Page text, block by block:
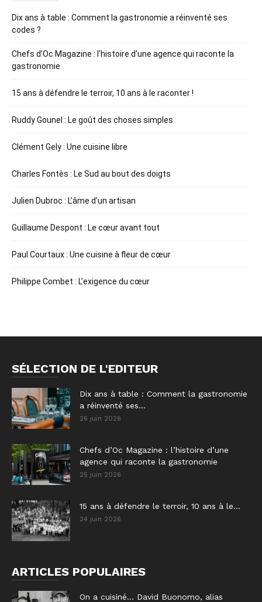
Dix ans à table : Comment la gastronomie a réinventé ses
codes ?
Chefs d’Oc Magazine : l’histoire d’une agence qui raconte la
gastronomie
15 ans à défendre le terroir, 10 ans à le raconter !
Ruddy Gounel : Le goût des choses simples
Clément Gely : Une cuisine libre
Charles Fontès : Le Sud au bout des doigts
Julien Dubroc : L’âme d’un artisan
Guillaume Despont : Le cœur avant tout
Paul Courtaux : Une cuisine à fleur de cœur
Philippe Combet : L’exigence du cœur
SÉLECTION DE L'EDITEUR
Dix ans à table : Comment la gastronomie
a réinventé ses...
26 juin 2026
Chefs d’Oc Magazine : l’histoire d’une
agence qui raconte la gastronomie
25 juin 2026
15 ans à défendre le terroir, 10 ans à le...
24 juin 2026
ARTICLES POPULAIRES
On a cuisiné… David Buonomo, alias